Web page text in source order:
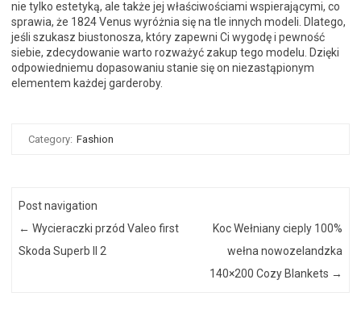
nie tylko estetyką, ale także jej właściwościami wspierającymi, co
sprawia, że 1824 Venus wyróżnia się na tle innych modeli. Dlatego,
jeśli szukasz biustonosza, który zapewni Ci wygodę i pewność
siebie, zdecydowanie warto rozważyć zakup tego modelu. Dzięki
odpowiedniemu dopasowaniu stanie się on niezastąpionym
elementem każdej garderoby.
Category: Fashion
Post navigation
← Wycieraczki przód Valeo first
Skoda Superb II 2
Koc Wełniany cieply 100%
wełna nowozelandzka
140×200 Cozy Blankets →